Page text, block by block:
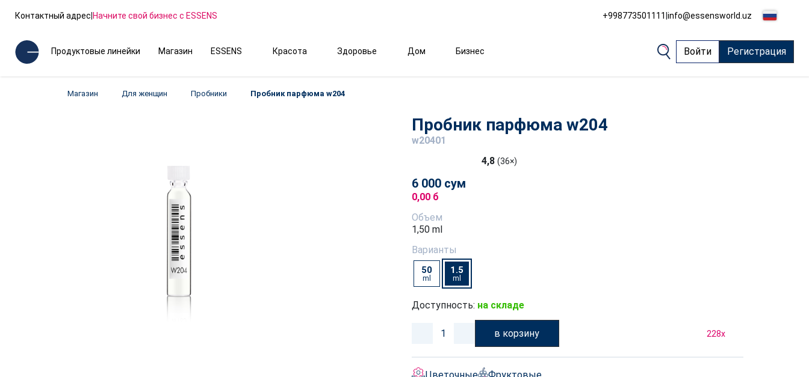
Контактный адрес|Начните свой бизнес с ESSENS +998773501111|info@essensworld.uz
Продуктовые линейки Магазин ESSENS Красота Здоровье Дом Бизнес Войти Регистрация
Магазин Для женщин Пробники Пробник парфюма w204
Пробник парфюма w204
w20401
4,8 (36×)
6 000 сум
0,00 б
Объем
1,50 ml
Варианты
50
ml
1.5
ml
Доступность: на складе
в корзину 228x
Цветочные Фруктовые